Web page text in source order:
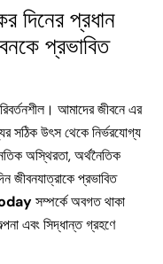
দিনের প্রধান
প্রভাবিত
আমাদের জীবনে এর
সঠিক উৎস থেকে নির্ভরযোগ্য
অস্থিরতা, অর্থনৈতিক
জীবনযাত্রাকে প্রভাবিত
সম্পর্কে অবগত থাকা
এবং সিদ্ধান্ত গ্রহণে